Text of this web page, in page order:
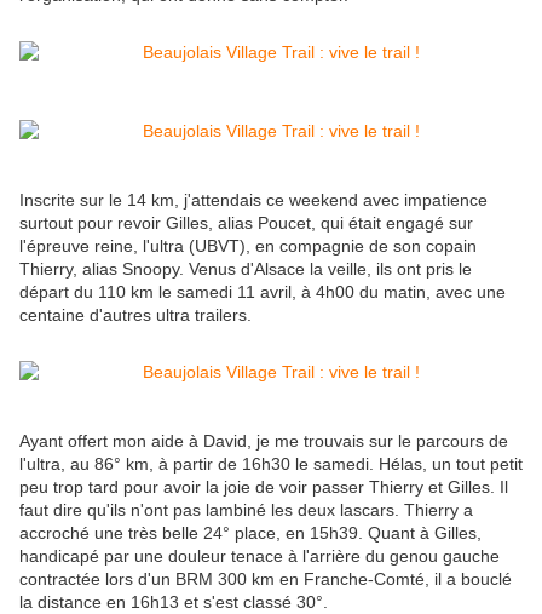
Inscrite sur le 14 km, j'attendais ce weekend avec impatience
surtout pour revoir Gilles, alias Poucet, qui était engagé sur
l'épreuve reine, l'ultra (UBVT), en compagnie de son copain
Thierry, alias Snoopy. Venus d'Alsace la veille, ils ont pris le
départ du 110 km le samedi 11 avril, à 4h00 du matin, avec une
centaine d'autres ultra trailers.
Ayant offert mon aide à David, je me trouvais sur le parcours de
l'ultra, au 86° km, à partir de 16h30 le samedi. Hélas, un tout petit
peu trop tard pour avoir la joie de voir passer Thierry et Gilles. Il
faut dire qu'ils n'ont pas lambiné les deux lascars. Thierry a
accroché une très belle 24° place, en 15h39. Quant à Gilles,
handicapé par une douleur tenace à l'arrière du genou gauche
contractée lors d'un BRM 300 km en Franche-Comté, il a bouclé
la distance en 16h13 et s'est classé 30°.